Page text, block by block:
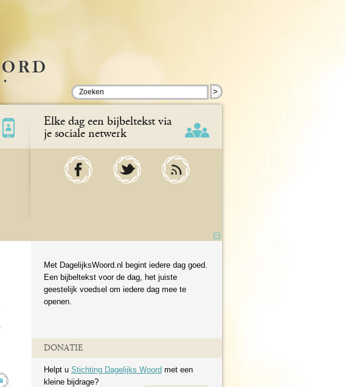
>
Elke dag een bijbeltekst via
je sociale netwerk
Met DagelijksWoord.nl begint iedere dag goed.
Een bijbeltekst voor de dag, het juiste
geestelijk voedsel om iedere dag mee te
openen.
DONATIE
Helpt u Stichting Dagelijks Woord met een
kleine bijdrage?